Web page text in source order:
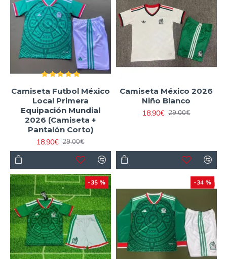
Camiseta Futbol México
Local Primera
Equipación Mundial
2026 (Camiseta +
Pantalón Corto)
18.90€ 29.00€
Camiseta México 2026
Niño Blanco
18.90€ 29.00€
-35 % -34 %